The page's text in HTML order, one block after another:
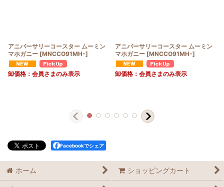
アニバーサリーコースター ムーミン
マホガニー [MNCCO91MH-]
卸価格：会員さまのみ表示
アニバーサリーコースター ムーミン
マホガニー [MNCCO91MH-]
卸価格：会員さまのみ表示
Facebookでシェア
ホーム ショッピングカート